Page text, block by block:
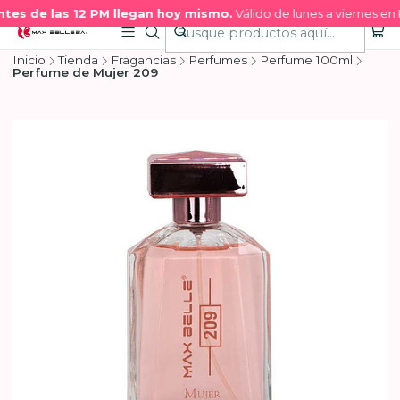
de las 12 PM llegan hoy mismo.Válido de lunes a viernes en
Inicio Tienda Fragancias Perfumes
Perfume 100ml
Perfume de Mujer 209